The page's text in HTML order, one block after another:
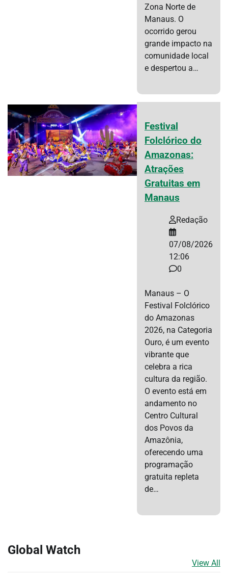
Zona Norte de
Manaus. O
ocorrido gerou
grande impacto na
comunidade local
e despertou a…
Festival
Folclórico do
Amazonas:
Atrações
Gratuitas em
Manaus
Redação
07/08/2026
12:06
0
Manaus – O
Festival Folclórico
do Amazonas
2026, na Categoria
Ouro, é um evento
vibrante que
celebra a rica
cultura da região.
O evento está em
andamento no
Centro Cultural
dos Povos da
Amazônia,
oferecendo uma
programação
gratuita repleta
de…
Global Watch
View All